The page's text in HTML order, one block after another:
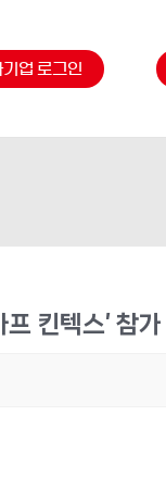
기업 로그인
킨텍스’ 참가